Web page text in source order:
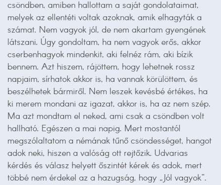
csöndben, amiben hallottam a saját gondolataimat,
melyek az ellentéti voltak azoknak, amik elhagyták a
számat. Nem vagyok jól, de nem akartam gyengének
látszani. Úgy gondoltam, ha nem vagyok erős, akkor
cserbenhagyok mindenkit, aki felnéz rám, aki bízik
bennem. Azt hiszem, rájöttem, hogy lehetnek rossz
napjaim, sírhatok akkor is, ha vannak körülöttem, és
beszélhetek bármiről. Nem leszek kevésbé értékes, ha
ki merem mondani az igazat, akkor is, ha az nem szép.
Ma azt mondtam el neked, ami csak a csöndben volt
hallható. Egészen a mai napig. Mert mostantól
megszólaltatom a némának tűnő csöndességet, hangot
adok neki, hiszen a valóság ott rejtőzik. Udvarias
kérdés és válasz helyett őszintét kérek és adok, mert
többé nem érdekel az a hazugság, hogy „Jól vagyok”.